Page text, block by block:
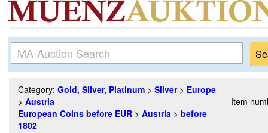
Category: Gold, Silver, Platinum > Silver> Europe
> Austria
European Coins before EUR > Austria > before
1802
Item